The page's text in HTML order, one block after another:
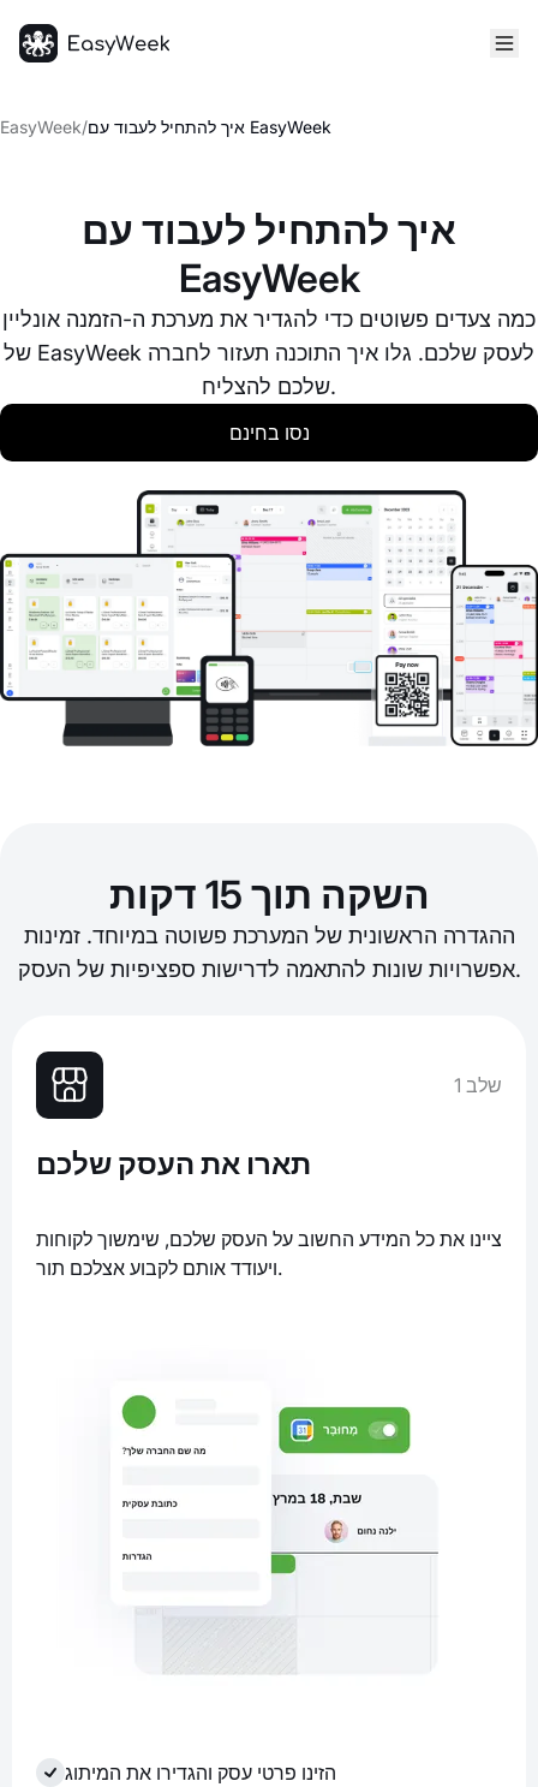
EasyWeek/ איך להתחיל לעבוד עם EasyWeek
איך להתחיל לעבוד עם
EasyWeek
כמה צעדים פשוטים כדי להגדיר את מערכת ה-הזמנה אונליין
של EasyWeek לעסק שלכם. גלו איך התוכנה תעזור לחברה
שלכם להצליח.
נסו בחינם
השקה תוך 15 דקות
ההגדרה הראשונית של המערכת פשוטה במיוחד. זמינות
אפשרויות שונות להתאמה לדרישות ספציפיות של העסק.
שלב 1
תארו את העסק שלכם
ציינו את כל המידע החשוב על העסק שלכם, שימשוך לקוחות
ויעודד אותם לקבוע אצלכם תור.
הזינו פרטי עסק והגדירו את המיתוג